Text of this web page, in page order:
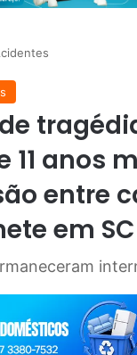
11 anos
entre
em SC